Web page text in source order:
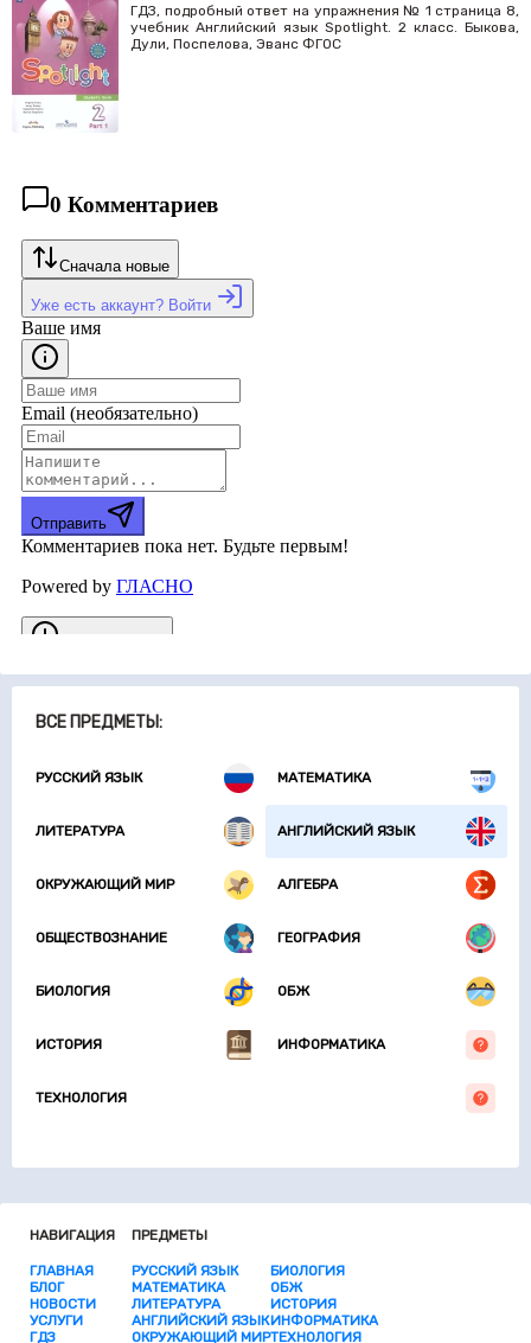
ВСЕ ПРЕДМЕТЫ:
РУССКИЙ ЯЗЫК МАТЕМАТИКА
ЛИТЕРАТУРА АНГЛИЙСКИЙ ЯЗЫК
ОКРУЖАЮЩИЙ МИР АЛГЕБРА
ОБЩЕСТВОЗНАНИЕ ГЕОГРАФИЯ
БИОЛОГИЯ ОБЖ
ИСТОРИЯ ИНФОРМАТИКА
ТЕХНОЛОГИЯ
ГДЗ, подробный ответ на упражнения № 1 страница 8,
учебник Английский язык Spotlight. 2 класс. Быкова,
Дули, Поспелова, Эванс ФГОС
НАВИГАЦИЯ
ГЛАВНАЯ
БЛОГ
НОВОСТИ
УСЛУГИ
ГДЗ
ПРЕДМЕТЫ
РУССКИЙ ЯЗЫК
МАТЕМАТИКА
ЛИТЕРАТУРА
АНГЛИЙСКИЙ ЯЗЫК
ОКРУЖАЮЩИЙ МИР
БИОЛОГИЯ
ОБЖ
ИСТОРИЯ
ИНФОРМАТИКА
ТЕХНОЛОГИЯ